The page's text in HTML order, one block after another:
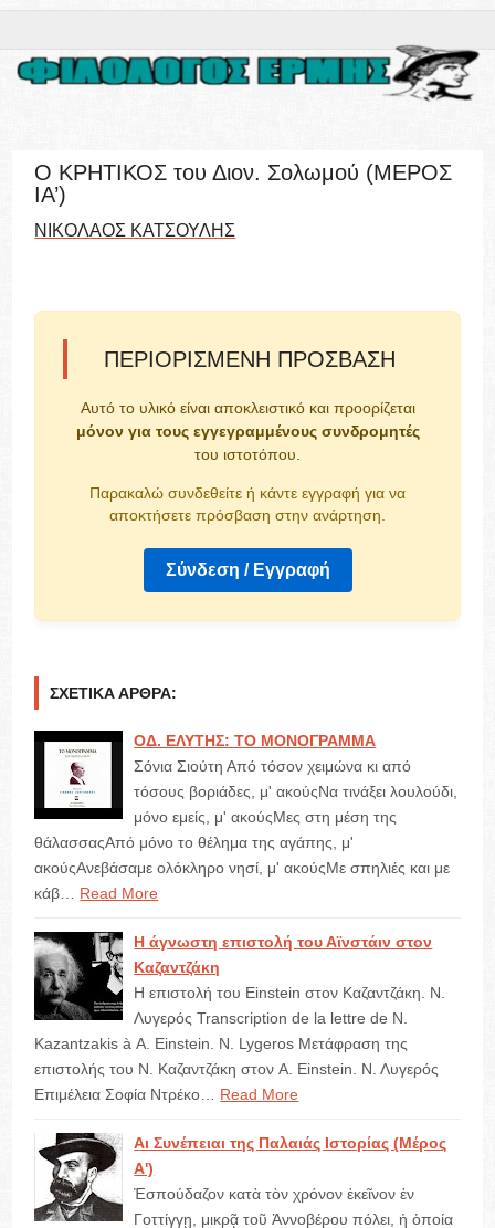
Ο ΚΡΗΤΙΚΟΣ του Διον. Σολωμού (ΜΕΡΟΣ
ΙΑ’)
ΝΙΚΟΛΑΟΣ ΚΑΤΣΟΥΛΗΣ
ΠΕΡΙΟΡΙΣΜΈΝΗ ΠΡΌΣΒΑΣΗ
Αυτό το υλικό είναι αποκλειστικό και προορίζεται
μόνον για τους εγγεγραμμένους συνδρομητές
του ιστοτόπου.
Παρακαλώ συνδεθείτε ή κάντε εγγραφή για να
αποκτήσετε πρόσβαση στην ανάρτηση.
Σύνδεση / Εγγραφή
ΣΧΕΤΙΚΆ ΆΡΘΡΑ:
ΟΔ. ΕΛΥΤΗΣ: ΤΟ ΜΟΝΟΓΡΑΜΜΑ
Σόνια Σιούτη Από τόσον χειμώνα κι από
τόσους βοριάδες, μ' ακούςΝα τινάξει λουλούδι,
μόνο εμείς, μ' ακούςΜες στη μέση της
θάλασσαςΑπό μόνο το θέλημα της αγάπης, μ'
ακούςΑνεβάσαμε ολόκληρο νησί, μ' ακούςΜε σπηλιές και με
κάβ…
Read More
Η άγνωστη επιστολή του Αϊνστάιν στον
Καζαντζάκη
Η επιστολή του Einstein στον Καζαντζάκη. Ν.
Λυγερός Transcription de la lettre de Ν.
Kazantzakis à Α. Einstein. N. Lygeros Μετάφραση της
επιστολής του Ν. Καζαντζάκη στον A. Einstein. Ν. Λυγερός
Επιμέλεια Σοφία Ντρέκο…
Read More
Αι Συνέπειαι της Παλαιάς Ιστορίας (Μέρος
Α')
Ἐσπούδαζον κατὰ τὸν χρόνον ἐκεῖνον ἐν
Γοττίγγῃ, μικρᾷ τοῦ Ἀννοβέρου πόλει, ἡ ὁποία